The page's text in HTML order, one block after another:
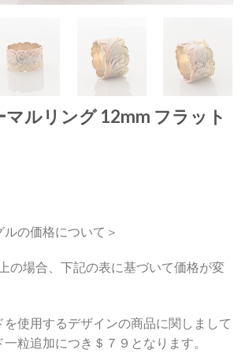
マルリング 12mm フラット
ルの価格について＞
の場合、下記の表に基づいて価格が変
を使用するデザインの商品に関しまして
粒追加につき＄７９となります。